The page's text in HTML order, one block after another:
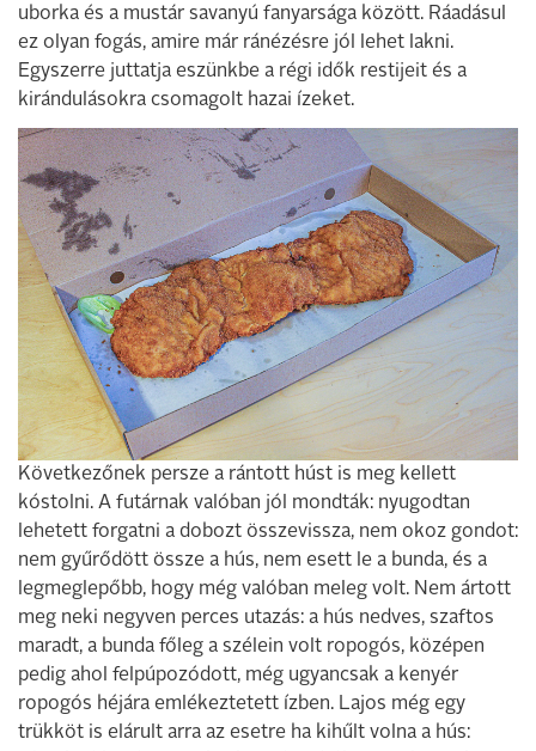
uborka és a mustár savanyú fanyarsága között. Ráadásul
ez olyan fogás, amire már ránézésre jól lehet lakni.
Egyszerre juttatja eszünkbe a régi idők restijeit és a
kirándulásokra csomagolt hazai ízeket.
Következőnek persze a rántott húst is meg kellett
kóstolni. A futárnak valóban jól mondták: nyugodtan
lehetett forgatni a dobozt összevissza, nem okoz gondot:
nem gyűrődött össze a hús, nem esett le a bunda, és a
legmeglepőbb, hogy még valóban meleg volt. Nem ártott
meg neki negyven perces utazás: a hús nedves, szaftos
maradt, a bunda főleg a szélein volt ropogós, középen
pedig ahol felpúpozódott, még ugyancsak a kenyér
ropogós héjára emlékeztetett ízben. Lajos még egy
trükköt is elárult arra az esetre ha kihűlt volna a hús: